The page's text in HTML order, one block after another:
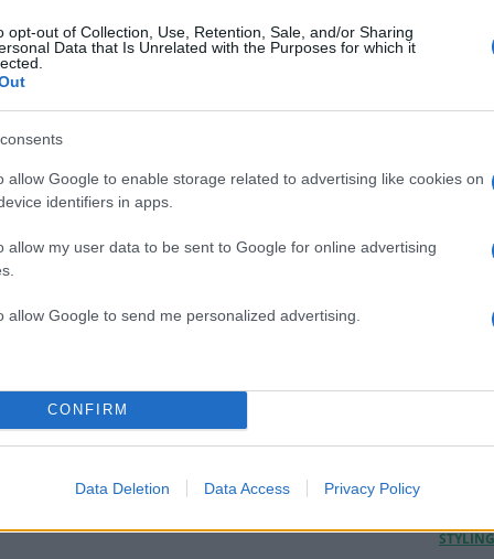
opt-out of Collection, Use, Retention, Sale, and/or Sharing
Data that Is Unrelated with the Purposes for which it
allow Google to enable storage related to advertising like cookies on
identifiers in apps.
allow my user data to be sent to Google for online advertising
allow Google to send me personalized advertising.
CONFIRM
Data Deletion Data Access Privacy Policy